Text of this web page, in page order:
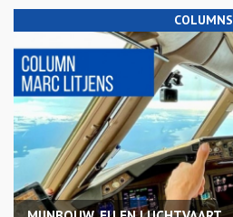
COLUMNS